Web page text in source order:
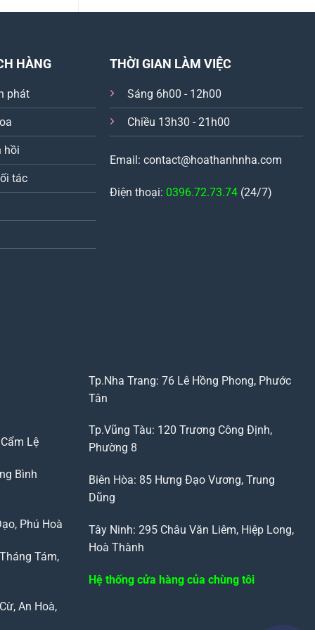
HÀNG
phát
hồi
tác
THỜI GIAN LÀM VIỆC
Sáng 6h00 - 12h00
Chiều 13h30 - 21h00
Email: contact@hoathanhnha.com
Điện thoại: 0396.72.73.74 (24/7)
Lệ
Bình
Phú Hoà
Tám,
An Hoà,
Tp.Nha Trang: 76 Lê Hồng Phong, Phước
Tân
Tp.Vũng Tàu: 120 Trương Công Định,
Phường 8
Biên Hòa: 85 Hưng Đạo Vương, Trung
Dũng
Tây Ninh: 295 Châu Văn Liêm, Hiệp Long,
Hoà Thành
Hệ thống cửa hàng của chùng tôi